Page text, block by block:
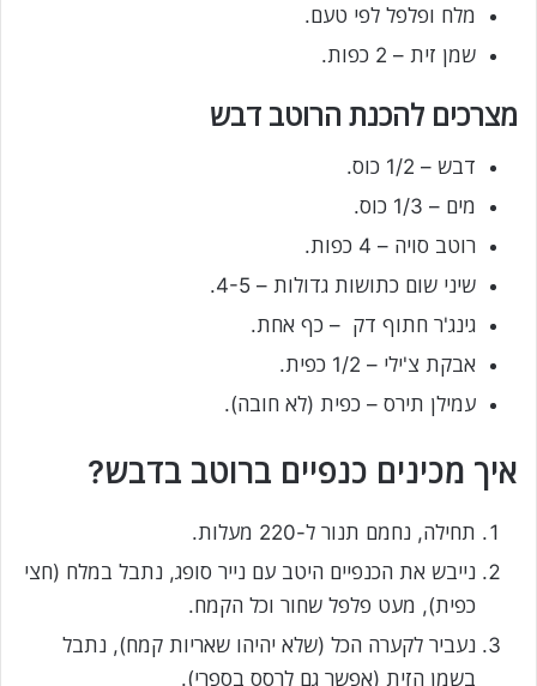
מלח ופלפל לפי טעם.
שמן זית – 2 כפות.
מצרכים להכנת הרוטב דבש
דבש – 1/2 כוס.
מים – 1/3 כוס.
רוטב סויה – 4 כפות.
שיני שום כתושות גדולות – 4-5.
גינג'ר חתוף דק – כף אחת.
אבקת צ'ילי – 1/2 כפית.
עמילן תירס – כפית (לא חובה).
איך מכינים כנפיים ברוטב בדבש?
תחילה, נחמם תנור ל-220 מעלות.
נייבש את הכנפיים היטב עם נייר סופג, נתבל במלח (חצי
כפית), מעט פלפל שחור וכל הקמח.
נעביר לקערה הכל (שלא יהיהו שאריות קמח), נתבל
בשמן הזית (אפשר גם לרסס בספרי).